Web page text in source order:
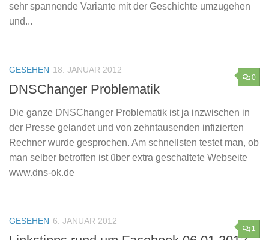
sehr spannende Variante mit der Geschichte umzugehen
und...
0
GESEHEN 18. JANUAR 2012
DNSChanger Problematik
Die ganze DNSChanger Problematik ist ja inzwischen in
der Presse gelandet und von zehntausenden infizierten
Rechner wurde gesprochen. Am schnellsten testet man, ob
man selber betroffen ist über extra geschaltete Webseite
www.dns-ok.de
1
GESEHEN 6. JANUAR 2012